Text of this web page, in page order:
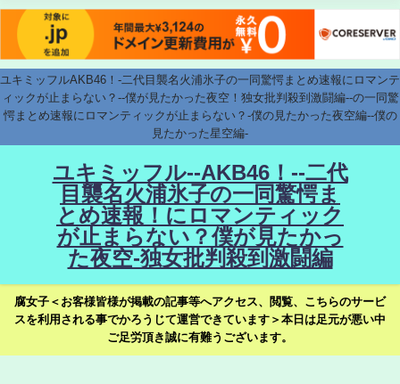
ユキミッフルAKB46！-二代目襲名火浦氷子の一同驚愕まとめ速報にロマンテ
ィックが止まらない？--僕が見たかった夜空！独女批判殺到激闘編--の一同驚
愕まとめ速報にロマンティックが止まらない？-僕の見たかった夜空編--僕の
見たかった星空編-
ユキミッフル--AKB46！--二代
目襲名火浦氷子の一同驚愕ま
とめ速報！にロマンティック
が止まらない？僕が見たかっ
た夜空-独女批判殺到激闘編
腐女子＜お客様皆様が掲載の記事等へアクセス、閲覧、こちらのサービ
スを利用される事でかろうじて運営できています＞本日は足元が悪い中
ご足労頂き誠に有難うございます。